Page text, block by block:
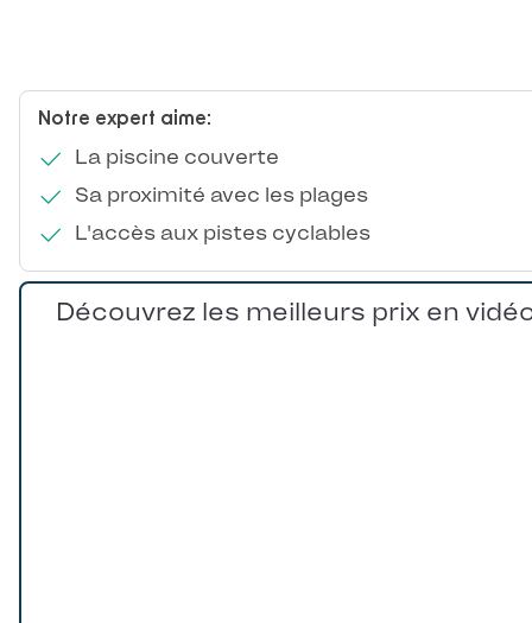
Notre expert aime:
La piscine couverte
Sa proximité avec les plages
L'accès aux pistes cyclables
Découvrez les meilleurs prix en